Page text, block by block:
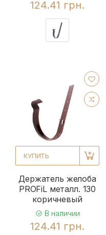
124.41 грн.
КУПИТЬ
Держатель желоба
PROFiL металл. 130
коричневый
В наличии
124.41 грн.